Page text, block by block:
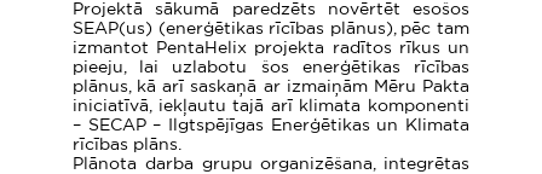
Projektā sākumā paredzēts novērtēt esošos
SEAP(us) (enerģētikas rīcības plānus), pēc tam
izmantot PentaHelix projekta radītos rīkus un
pieeju, lai uzlabotu šos enerģētikas rīcības
plānus, kā arī saskaņā ar izmaiņām Mēru Pakta
iniciatīvā, iekļautu tajā arī klimata komponenti
– SECAP – Ilgtspējīgas Enerģētikas un Klimata
rīcības plāns.
Plānota darba grupu organizēšana, integrētas